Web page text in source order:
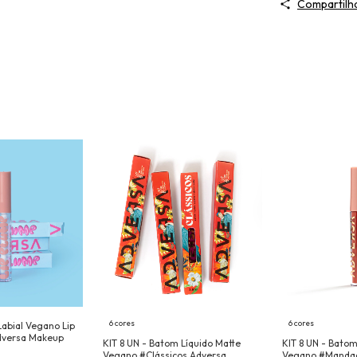
Vegano Lip
Makeup
6 cores
KIT 8 UN - Batom Líquido Matte
6 cores
KIT 8 UN -